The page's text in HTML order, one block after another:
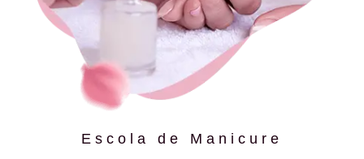
Escola de Manicure